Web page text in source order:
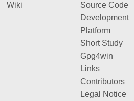
Wiki
Source Code
Development
Platform
Short Study
Gpg4win
Links
Contributors
Legal Notice